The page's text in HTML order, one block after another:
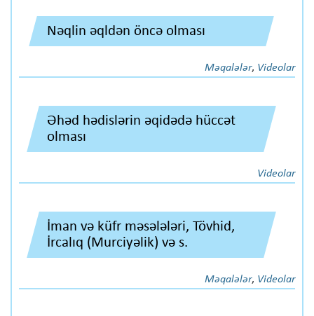
Nəqlin əqldən öncə olması
Məqalələr, Videolar
Əhəd hədislərin əqidədə hüccət
olması
Videolar
İman və küfr məsələləri, Tövhid,
İrcalıq (Murciyəlik) və s.
Məqalələr, Videolar